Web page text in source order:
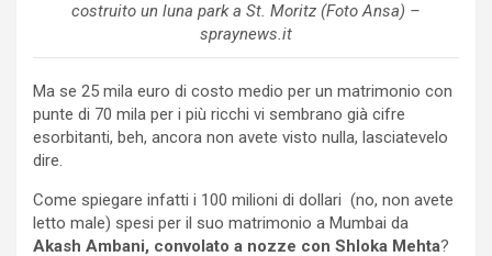
costruito un luna park a St. Moritz (Foto Ansa) –
spraynews.it
Ma se 25 mila euro di costo medio per un matrimonio con
punte di 70 mila per i più ricchi vi sembrano già cifre
esorbitanti, beh, ancora non avete visto nulla, lasciatevelo
dire.
Come spiegare infatti i 100 milioni di dollari (no, non avete
letto male) spesi per il suo matrimonio a Mumbai da
Akash Ambani, convolato a nozze con Shloka Mehta?